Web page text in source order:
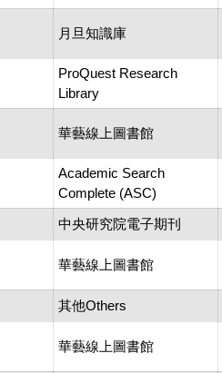
月旦知識庫
ProQuest Research
Library
華藝線上圖書館
Academic Search
Complete (ASC)
中央研究院電子期刊
華藝線上圖書館
其他Others
華藝線上圖書館